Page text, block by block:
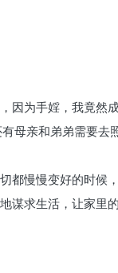
因为手婬，我竟然
母亲和弟弟需要去
慢慢变好的时候
谋求生活，让家里